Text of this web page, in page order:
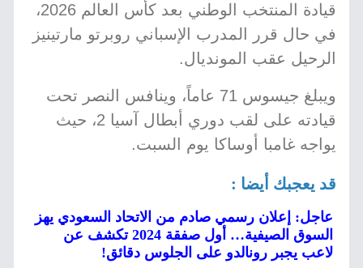
قيادة المنتخب الوطني بعد كأس العالم 2026،
في حال قرر المدرب الإسباني روبرتو مارتينيز
الرحيل عقب المونديال.
ويبلغ جيسوس 71 عاماً، وينافس النصر تحت
قيادته على لقب دوري أبطال آسيا 2، حيث
يواجه غامبا أوساكا يوم السبت.
قد يعجبك أيضا :
عاجل: إعلان رسمي صادم من الاتحاد السعودي يهز
السوق الصيفية… أول صفقة 2024 تكشف عن
لاعب يجبر رونالدو على الجلوس دقائق!